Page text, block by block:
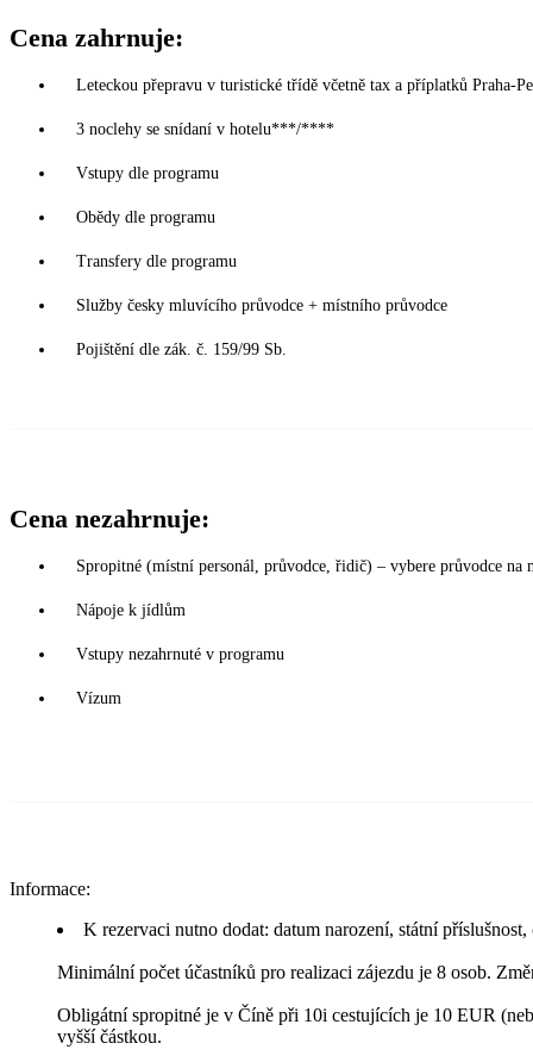
Cena zahrnuje:
Leteckou přepravu v turistické třídě včetně tax a příplatků Praha-
3 noclehy se snídaní v hotelu***/****
Vstupy dle programu
Obědy dle programu
Transfery dle programu
Služby česky mluvícího průvodce + místního průvodce
Pojištění dle zák. č. 159/99 Sb.
Cena nezahrnuje:
Spropitné (místní personál, průvodce, řidič) – vybere průvodce na
Nápoje k jídlům
Vstupy nezahrnuté v programu
Vízum
Informace:
K rezervaci nutno dodat: datum narození, státní
Minimální počet účastníků pro realizaci zájezdu je 8 osob.
Obligátní spropitné je v Číně při 10i cestujících je 10 EUR
vyšší částkou.